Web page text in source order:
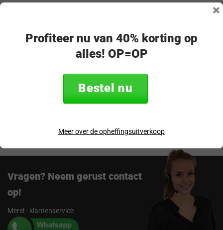
Productomschrijving
Verzending & retourneren
Vragen? Neem gerust contact
op!
Merel - klantenservice
Profiteer nu van 40% korting op
alles! OP=OP
Bestel nu
Meer over de opheffingsuitverkoop
×